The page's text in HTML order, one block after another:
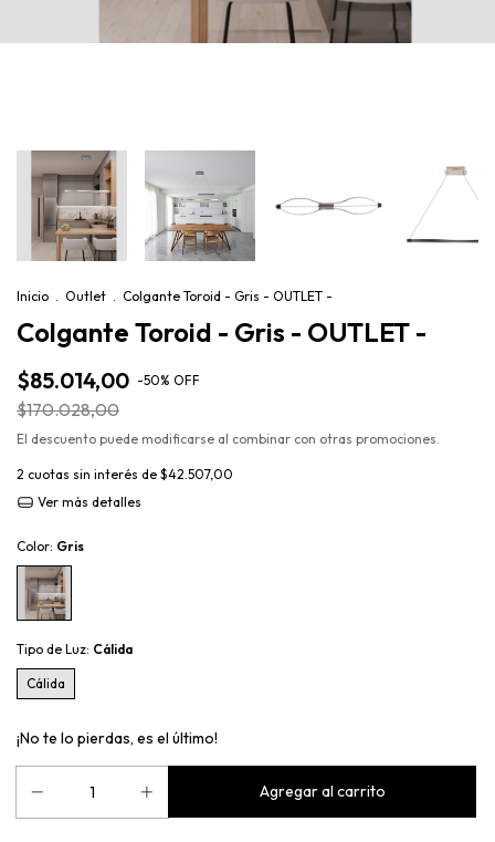
Inicio . Outlet . Colgante Toroid - Gris - OUTLET -
Colgante Toroid - Gris - OUTLET -
$85.014,00 -50% OFF
$170.028,00
El descuento puede modificarse al combinar con otras promociones.
2 cuotas sin interés de $42.507,00
Ver más detalles
Color: Gris
Tipo de Luz: Cálida
Cálida
¡No te lo pierdas, es el último!